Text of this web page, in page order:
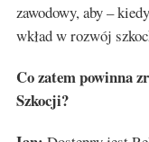
zawodowy, aby –
wkład w rozwój
Co zatem powinna
Szkocji?